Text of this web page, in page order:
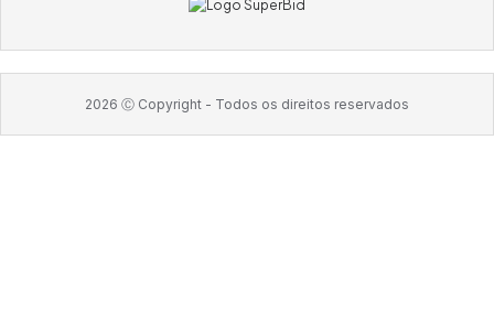
2026 Ⓒ Copyright - Todos os direitos reservados